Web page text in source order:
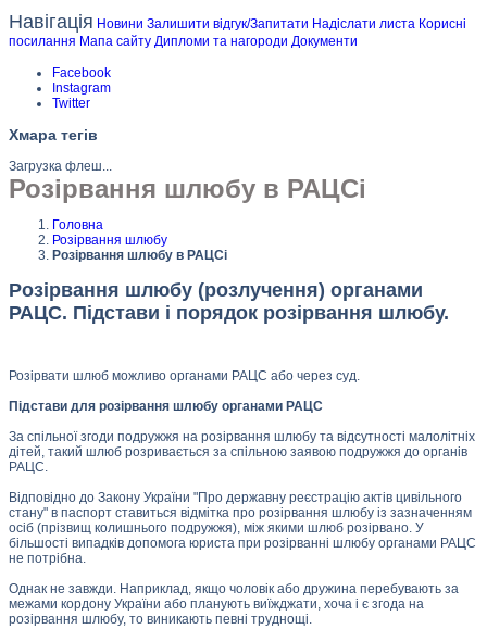
Навігація Новини Залишити відгук/Запитати Надіслати листа Корисні
посилання Мапа сайту Дипломи та нагороди Документи
Facebook
Instagram
Twitter
Хмара тегів
Загрузка флеш...
Розірвання шлюбу в РАЦСі
Головна
Розірвання шлюбу
Розірвання шлюбу в РАЦСі
Розірвання шлюбу (розлучення) органами
РАЦС. Підстави і порядок розірвання шлюбу.
Розірвати шлюб можливо органами РАЦС або через суд.
Підстави для розірвання шлюбу органами РАЦС
За спільної згоди подружжя на розірвання шлюбу та відсутності малолітніх
дітей, такий шлюб розривається за спільною заявою подружжя до органів
РАЦС.
Відповідно до Закону України "Про державну реєстрацію актів цивільного
стану" в паспорт ставиться відмітка про розірвання шлюбу із зазначенням
осіб (прізвищ колишнього подружжя), між якими шлюб розірвано. У
більшості випадків допомога юриста при розірванні шлюбу органами РАЦС
не потрібна.
Однак не завжди. Наприклад, якщо чоловік або дружина перебувають за
межами кордону України або планують виїжджати, хоча і є згода на
розірвання шлюбу, то виникають певні труднощі.